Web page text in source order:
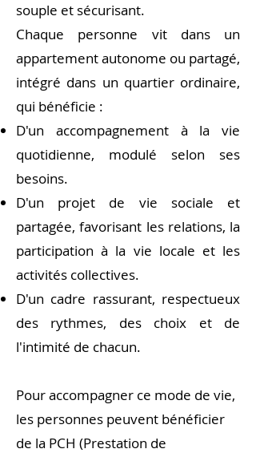
souple et sécurisant.
Chaque personne vit dans un
appartement autonome ou partagé,
intégré dans un quartier ordinaire,
qui bénéficie :
D'un accompagnement à la vie
quotidienne, modulé selon ses
besoins.
D'un projet de vie sociale et
partagée, favorisant les relations, la
participation à la vie locale et les
activités collectives.
D'un cadre rassurant, respectueux
des rythmes, des choix et de
l'intimité de chacun.
Pour accompagner ce mode de vie,
les personnes peuvent bénéficier
de la PCH (Prestation de